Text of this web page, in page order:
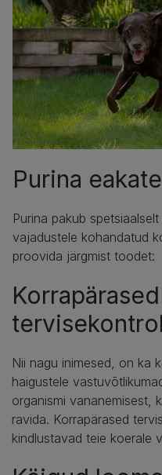
Purina
Purina pakub
vajadustele kohandatud
proovida järgmist toodet:
Korrapärased
Nii nagu inimesed, on ka
haigustele
organismi vananemisest,
ravida. Korrapärased
kindlustavad teie koerale